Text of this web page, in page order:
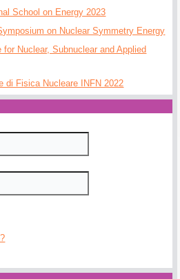
School on Energy 2023
on Nuclear Symmetry Energy
Nuclear, Subnuclear and Applied
di Fisica Nucleare INFN 2022